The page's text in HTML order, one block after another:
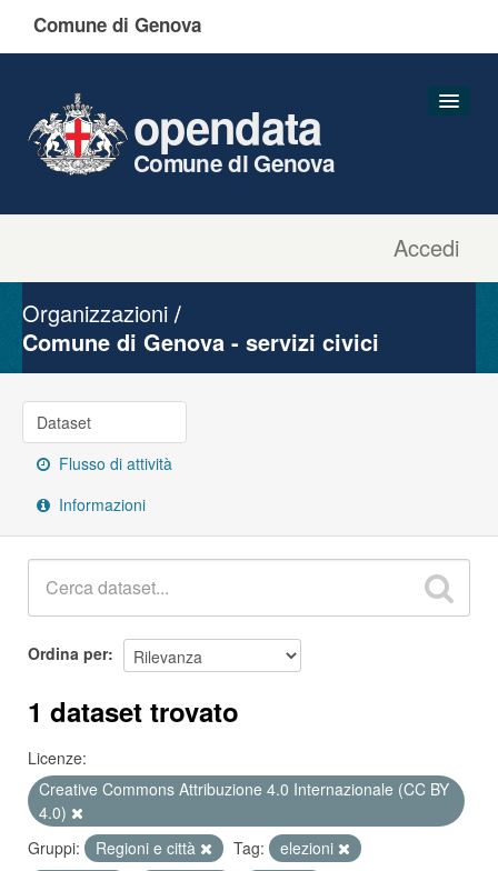
Comune di Genova
Accedi
opendata
Comune di Genova
Gruppi
Organizzazioni
Comune di Genova - servizi civici
Dataset
Flusso di attività
Informazioni
Ordina per
1 dataset trovato
Licenze:
Creative Commons Attribuzione 4.0 Internazionale (CC BY
4.0)
Gruppi:
Regioni e città Tag:
elezioni